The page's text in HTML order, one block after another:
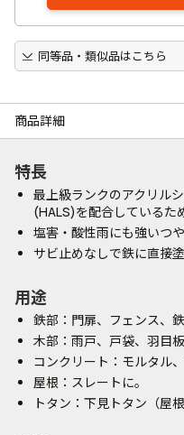
同等品・類似品はこちら
商品詳細
特長
最上級ランクのアクリル
(HALS)を配合しているた
塩害・酸性雨にも強いつや
サビ止めなしで鉄に直接塗
用途
鉄部：門扉、フェンス、
木部：雨戸、戸袋、羽目
コンクリート：モルタル
屋根：スレートに。
トタン：下見トタン（屋